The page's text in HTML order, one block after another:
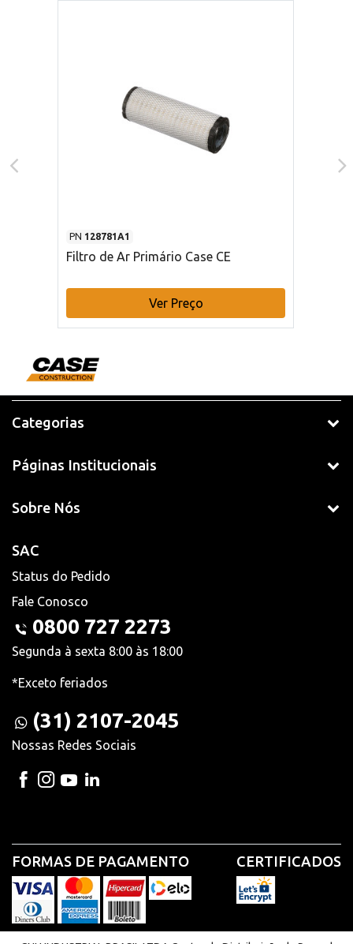
PN 128781A1
Filtro de Ar Primário Case CE
Ver Preço
Categorias
Páginas Institucionais
Sobre Nós
SAC
Status do Pedido
Fale Conosco
0800 727 2273
Segunda à sexta 8:00 às 18:00
*Exceto feriados
(31) 2107-2045
Nossas Redes Sociais
FORMAS DE PAGAMENTO CERTIFICADOS